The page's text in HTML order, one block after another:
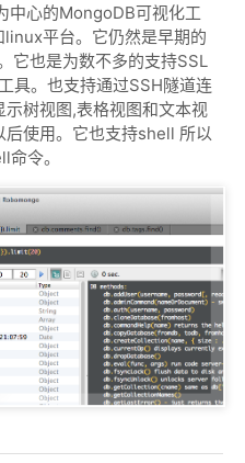
中心的MongoDB可视化工
平台。它仍然是早期的
它也是为数不多的支持SSL
具。也支持通过SSH隧道连
树视图,表格视图和文本视
后使用。它也支持shell 所以
令。